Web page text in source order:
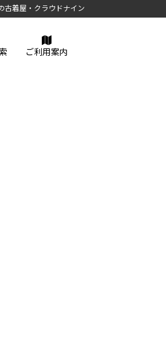
古着屋・クラウドナイン
ご利用案内